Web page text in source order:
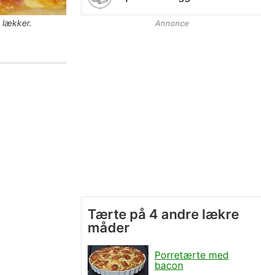
lækker. Annonce
Tærte på 4 andre lækre
måder
Porretærte med
bacon